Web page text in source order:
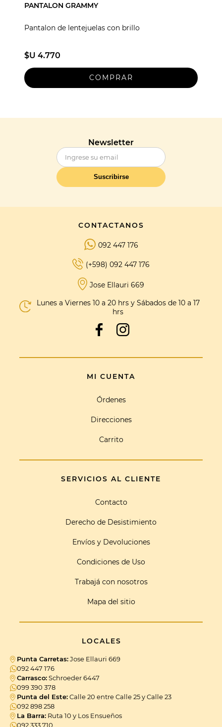
PANTALON GRAMMY
Pantalon de lentejuelas con brillo
$U 4.770
Newsletter
Suscribirse
CONTACTANOS
092 447 176
(+598) 092 447 176
Jose Ellauri 669
Lunes a Viernes 10 a 20 hrs y Sábados de 10 a 17
hrs
MI CUENTA
Órdenes
Direcciones
Carrito
SERVICIOS AL CLIENTE
Contacto
Derecho de Desistimiento
Envíos y Devoluciones
Condiciones de Uso
Trabajá con nosotros
Mapa del sitio
LOCALES
Punta Carretas:Jose Ellauri 669
092 447 176
Carrasco:Schroeder 6447
099 390 378
Punta del Este:Calle 20 entre Calle 25 y Calle 23
092 898 258
La Barra: Ruta 10 y Los Ensueños
092 333 710